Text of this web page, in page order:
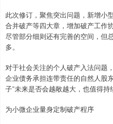
此次修订，聚焦突出问题，新增小
合并破产等四大章，增加破产工作
尽管部分细则还有完善的空间，但
多。
对于社会关注的个人破产入法问题
企业债务承担连带责任的自然人股
子”未来是否会越敞越大，也值得持
为小微企业量身定制破产程序